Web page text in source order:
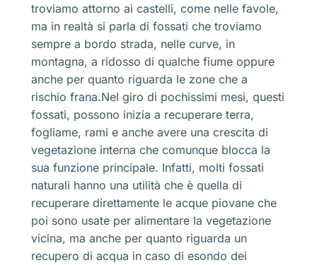
troviamo attorno ai castelli, come nelle favole,
ma in realtà si parla di fossati che troviamo
sempre a bordo strada, nelle curve, in
montagna, a ridosso di qualche fiume oppure
anche per quanto riguarda le zone che a
rischio frana.Nel giro di pochissimi mesi, questi
fossati, possono inizia a recuperare terra,
fogliame, rami e anche avere una crescita di
vegetazione interna che comunque blocca la
sua funzione principale. Infatti, molti fossati
naturali hanno una utilità che è quella di
recuperare direttamente le acque piovane che
poi sono usate per alimentare la vegetazione
vicina, ma anche per quanto riguarda un
recupero di acqua in caso di esondo dei